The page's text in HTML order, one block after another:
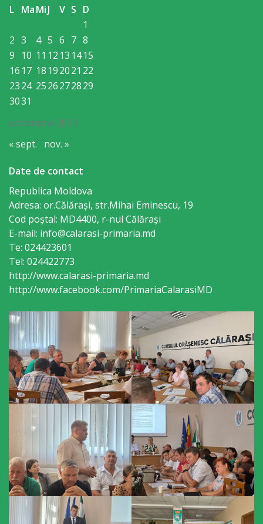
Economist
Primar
Viceprimarii
Specialist
Relații
cu
Publicul,
Operator
CISC
Organigrama
Regulament
Consiliul
local
Secretarul
Consiliului
Consilieri
Comisii
de
specialitate
Regulamentul
octombrie 2023
L MaMiJ V S D
1
2 3 4 5 6 7 8
9
10 11 12 13 1415
16 17 18 192021 22
2324 2526272829
3031
« sept. nov. »
Date de contact
Republica Moldova
Adresa: or.Călăraşi, str.Mihai Eminescu, 19
Cod poștal: MD4400, r-nul Călăraşi
E-mail: info@calarasi-primaria.md
Te: 024423601
Tel: 024422773
http://www.calarasi-primaria.md
http://www.facebook.com/PrimariaCalarasiMD